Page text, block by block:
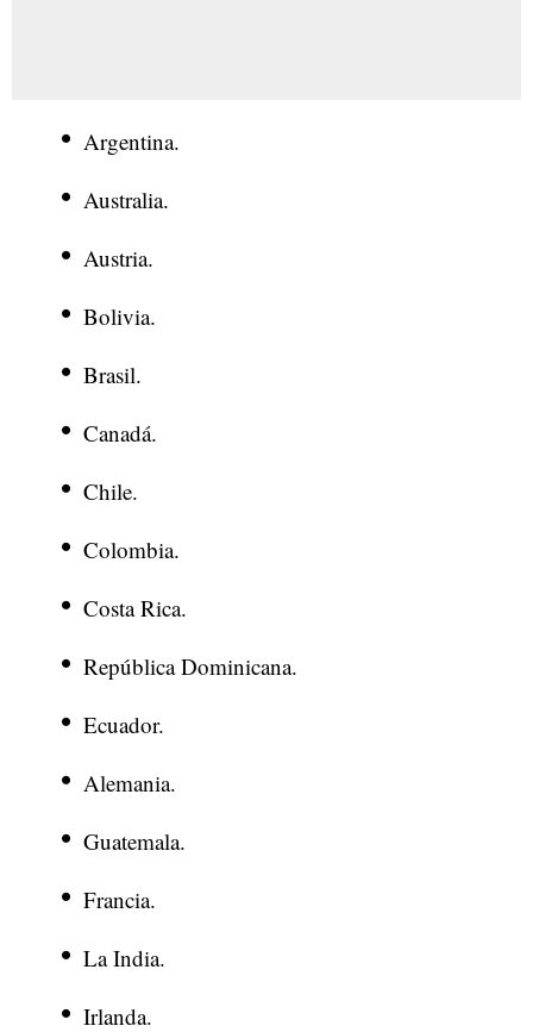
Argentina.
Australia.
Austria.
Bolivia.
Brasil.
Canadá.
Chile.
Colombia.
Costa Rica.
República Dominicana.
Ecuador.
Alemania.
Guatemala.
Francia.
La India.
Irlanda.